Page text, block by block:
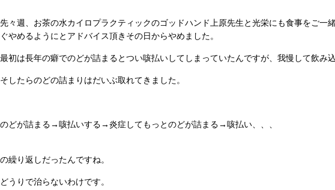
先々週、お茶の水カイロプラクティックのゴッドハンド上原先生と光栄にも食事をご一
ぐやめるようにとアドバイス頂きその日からやめました。
最初は長年の癖でのどが詰まるとつい咳払いしてしまっていたんですが、我慢して飲み
そしたらのどの詰まりはだいぶ取れてきました。
のどが詰まる→咳払いする→炎症してもっとのどが詰まる→咳払い、、、
の繰り返しだったんですね。
どうりで治らないわけです。